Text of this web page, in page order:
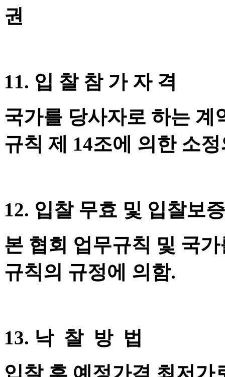
권
11. 입 찰 참 가 자 격​
국가를 당사자로 하는 계
규칙 제 14조에 의한 소
12. 입찰 무효 및 입찰보
본 협회 업무규칙 및 국
규칙의 규정에 의함.
13. 낙 찰 방 법
입찰 후 예정가격 최저가